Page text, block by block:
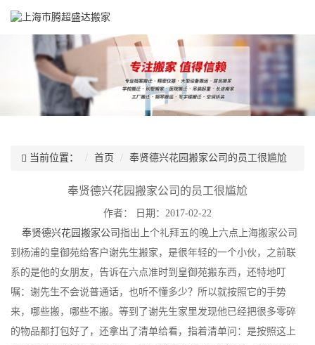
当前位置： 首页 奉贤德兴花园搬家公司的员工很尴尬
奉贤德兴花园搬家公司的员工很尴尬
作者：
日期：2017-02-22
奉贤德兴花园搬家公司 指出上个礼拜五的晚上六点上海搬家公司
到杨浦的皇御苑给客户谢先生搬家，是很年轻的一个小伙，之前联
系的是他的女朋友，告诉在六点准时到皇御苑搬东西，还特地叮
嘱：谢先生不会说普通话，也听不懂多少？所以就按照它的手势
来，哪些搬，哪些不搬。等到了谢先生家里发现他已经把很多零碎
的物品都打包好了，还拿出了清单给看，指着清单问：是按照这上